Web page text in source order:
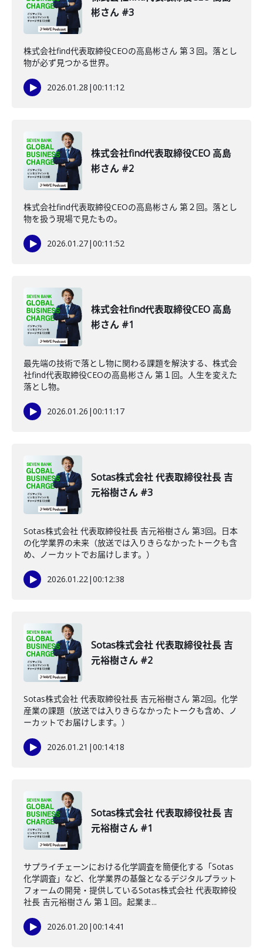
彬さん #3
株式会社find代表取締役CEOの高島彬さん 第３回。落とし
物が必ず見つかる世界。
2026.01.28 |00:11:12
株式会社find代表取締役CEO 高島
彬さん #2
株式会社find代表取締役CEOの高島彬さん 第２回。落とし
物を扱う現場で見たもの。
2026.01.27|00:11:52
株式会社find代表取締役CEO 高島
彬さん #1
最先端の技術で落とし物に関わる課題を解決する、株式会
社find代表取締役CEOの高島彬さん 第１回。人生を変えた
落とし物。
2026.01.26 |00:11:17
Sotas株式会社 代表取締役社長 吉
元裕樹さん #3
Sotas株式会社 代表取締役社長 吉元裕樹さん 第3回。日本
の化学業界の未来（放送では入りきらなかったトークも含
め、ノーカットでお届けします。）
2026.01.22|00:12:38
Sotas株式会社 代表取締役社長 吉
元裕樹さん #2
Sotas株式会社 代表取締役社長 吉元裕樹さん 第2回。化学
産業の課題（放送では入りきらなかったトークも含め、ノ
ーカットでお届けします。）
2026.01.21 |00:14:18
Sotas株式会社 代表取締役社長 吉
元裕樹さん #1
サプライチェーンにおける化学調査を簡便化する「Sotas
化学調査」など、化学業界の基盤となるデジタルプラット
フォームの開発・提供しているSotas株式会社 代表取締役
社長 吉元裕樹さん 第１回。起業ま...
2026.01.20 |00:14:41